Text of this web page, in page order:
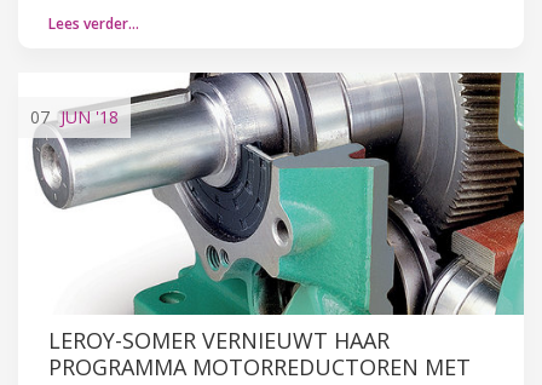
Lees verder…
07 JUN'18
LEROY-SOMER VERNIEUWT HAAR
PROGRAMMA MOTORREDUCTOREN MET